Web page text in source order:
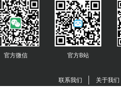
官方B站
官方微信
联系我们 关于我们